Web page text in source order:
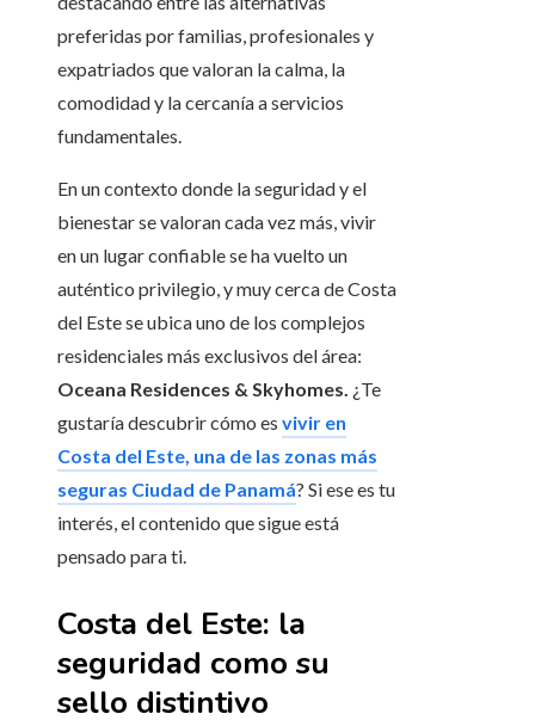
preferidas por familias, profesionales y
expatriados que valoran la calma, la
comodidad y la cercanía a servicios
fundamentales.
En un contexto donde la seguridad y el
bienestar se valoran cada vez más, vivir
en un lugar confiable se ha vuelto un
auténtico privilegio, y muy cerca de Costa
del Este se ubica uno de los complejos
residenciales más exclusivos del área:
Oceana Residences & Skyhomes. ¿Te
gustaría descubrir cómo es vivir en
Costa del Este, una de las zonas más
seguras Ciudad de Panamá? Si ese es tu
interés, el contenido que sigue está
pensado para ti.
Costa del Este: la
seguridad como su
sello distintivo